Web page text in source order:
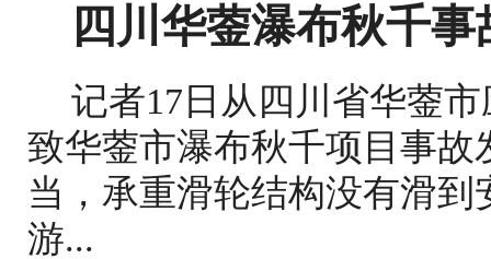
四川华蓥瀑布秋千
记者17日从四川省华蓥
致华蓥市瀑布秋千项目事
当，承重滑轮结构没有滑
游...